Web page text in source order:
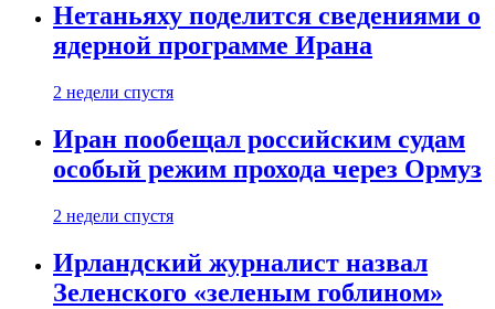
Нетаньяху поделится сведениями о
ядерной программе Ирана
2 недели спустя
Иран пообещал российским судам
особый режим прохода через Ормуз
2 недели спустя
Ирландский журналист назвал
Зеленского «зеленым гоблином»